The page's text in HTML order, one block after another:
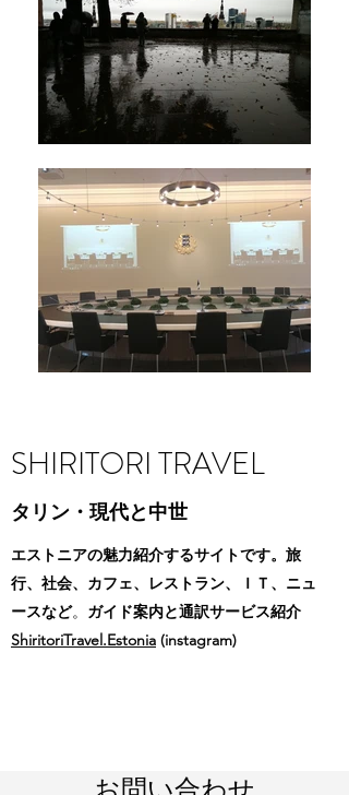
SHIRITORI TRAVEL
タリン・現代と中世
エストニアの魅力紹介するサイトです。旅
行、社会、カフェ、レストラン、ＩＴ、ニュ
ースなど。 ガイド案内と通訳サービス紹介
ShiritoriTravel.Estonia (instagram)